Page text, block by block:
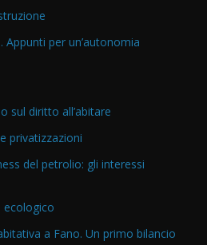
per un’autonomia
sul diritto all’abitare
privatizzazioni
del petrolio: gli interessi
ecologico
a Fano. Un primo bilancio